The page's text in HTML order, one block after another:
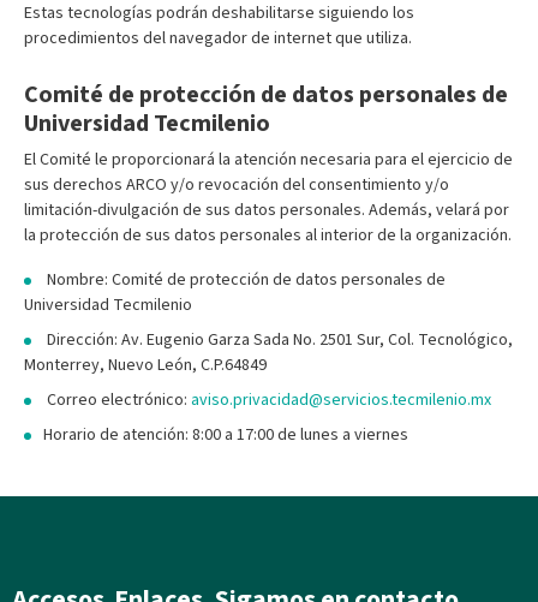
Estas tecnologías podrán deshabilitarse siguiendo los
procedimientos del navegador de internet que utiliza.
Comité de protección de datos personales de
Universidad Tecmilenio
El Comité le proporcionará la atención necesaria para el ejercicio de
sus derechos ARCO y/o revocación del consentimiento y/o
limitación-divulgación de sus datos personales. Además, velará por
la protección de sus datos personales al interior de la organización.
Nombre: Comité de protección de datos personales de
Universidad Tecmilenio
Dirección: Av. Eugenio Garza Sada No. 2501 Sur, Col. Tecnológico,
Monterrey, Nuevo León, C.P.64849
Correo electrónico: aviso.privacidad@servicios.tecmilenio.mx
Horario de atención: 8:00 a 17:00 de lunes a viernes